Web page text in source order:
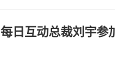
日互动总裁刘宇参